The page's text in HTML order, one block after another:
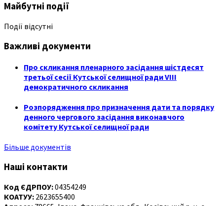
Майбутні події
Події відсутні
Важливі документи
Про скликання пленарного засідання шістдесят
третьої сесії Кутської селищної ради VIII
демократичного скликання
Розпорядження про призначення дати та порядку
денного чергового засідання виконавчого
комітету Кутської селищної ради
Більше документів
Наші контакти
Код ЄДРПОУ:04354249
КОАТУУ: 2623655400